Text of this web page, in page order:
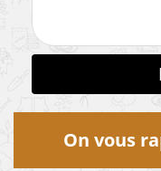
On vous